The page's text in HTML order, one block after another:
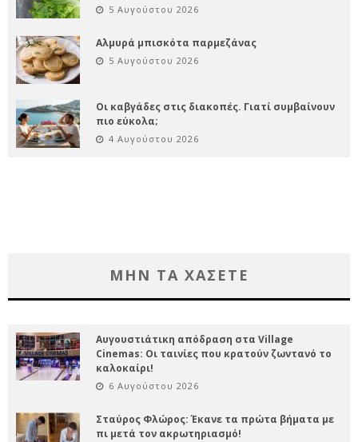
5 Αυγούστου 2026
Αλμυρά μπισκότα παρμεζάνας
5 Αυγούστου 2026
Οι καβγάδες στις διακοπές. Γιατί συμβαίνουν
πιο εύκολα;
4 Αυγούστου 2026
ΜΗΝ ΤΑ ΧΑΣΕΤΕ
Αυγουστιάτικη απόδραση στα Village
Cinemas: Οι ταινίες που κρατούν ζωντανό το
καλοκαίρι!
6 Αυγούστου 2026
Σταύρος Φλώρος: Έκανε τα πρώτα βήματα με
πι μετά τον ακρωτηριασμό!